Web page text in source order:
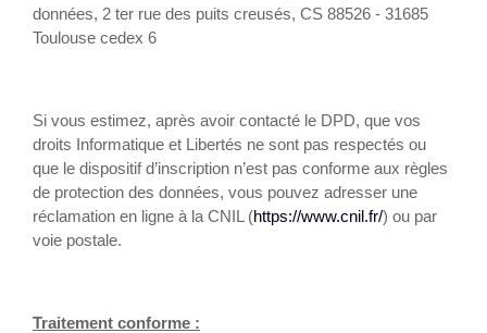
données, 2 ter rue des puits creusés, CS 88526 - 31685
Toulouse cedex 6
Si vous estimez, après avoir contacté le DPD, que vos
droits Informatique et Libertés ne sont pas respectés ou
que le dispositif d’inscription n’est pas conforme aux règles
de protection des données, vous pouvez adresser une
réclamation en ligne à la CNIL (https://www.cnil.fr/) ou par
voie postale.
Traitement conforme :